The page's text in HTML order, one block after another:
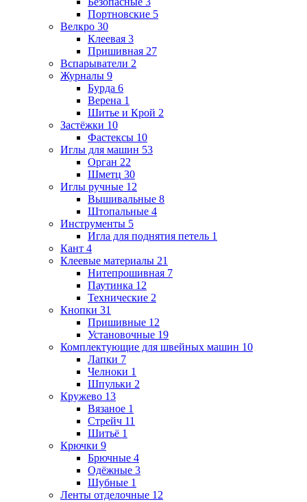
Портновские 5
Велкро 30
Клеевая 3
Пришивная 27
Вспарыватели 2
Журналы 9
Бурда 6
Верена 1
Шитье и Крой 2
Застёжки 10
Фастексы 10
Иглы для машин 53
Орган 22
Шметц 30
Иглы ручные 12
Вышивальные 8
Штопальные 4
Инструменты 5
Игла для поднятия петель 1
Кант 4
Клеевые материалы 21
Нитепрошивная 7
Паутинка 12
Технические 2
Кнопки 31
Пришивные 12
Установочные 19
Комплектующие для швейных машин 10
Лапки 7
Челноки 1
Шпульки 2
Кружево 13
Вязаное 1
Стрейч 11
Шитьё 1
Крючки 9
Брючные 4
Одёжные 3
Шубные 1
Ленты отделочные 12